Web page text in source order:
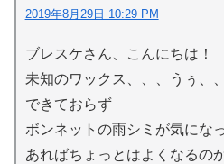
2019年8月29日 10:29 PM
ブレスケさん、こんにちは！
未知のワックス、、、うぅ、
できておらず
ボンネットの雨シミが気にな
あればちょっとはよくなるの